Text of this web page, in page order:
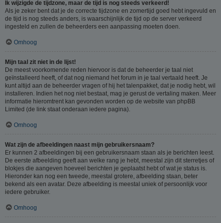
Ik wijzigde de tijdzone, maar de tijd is nog steeds verkeerd!
Als je zeker bent dat je de correcte tijdzone en zomertijd goed hebt ingevuld en
de tijd is nog steeds anders, is waarschijnlijk de tijd op de server verkeerd
ingesteld en zullen de beheerders een aanpassing moeten doen.
Omhoog
Mijn taal zit niet in de lijst!
De meest voorkomende reden hiervoor is dat de beheerder je taal niet
geïnstalleerd heeft, of dat nog niemand het forum in je taal vertaald heeft. Je
kunt altijd aan de beheerder vragen of hij het talenpakket, dat je nodig hebt, wil
installeren. Indien het nog niet bestaat, mag je gerust de vertaling maken. Meer
informatie hieromtrent kan gevonden worden op de website van phpBB
Limited (de link staat onderaan iedere pagina).
Omhoog
Wat zijn de afbeeldingen naast mijn gebruikersnaam?
Er kunnen 2 afbeeldingen bij een gebruikersnaam staan als je berichten leest.
De eerste afbeelding geeft aan welke rang je hebt, meestal zijn dit sterretjes of
blokjes die aangeven hoeveel berichten je geplaatst hebt of wat je status is.
Hieronder kan nog een tweede, meestal grotere, afbeelding staan, beter
bekend als een avatar. Deze afbeelding is meestal uniek of persoonlijk voor
iedere gebruiker.
Omhoog